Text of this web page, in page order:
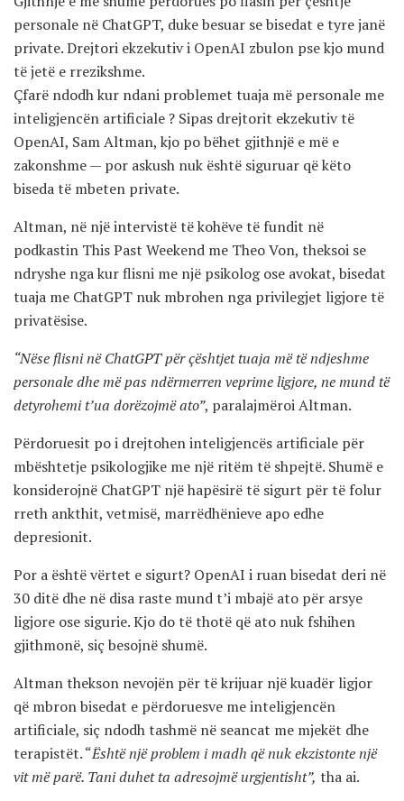
personale në ChatGPT, duke besuar se bisedat e tyre janë
private. Drejtori ekzekutiv i OpenAI zbulon pse kjo mund
të jetë e rrezikshme.
Çfarë ndodh kur ndani problemet tuaja më personale me
inteligjencën artificiale ? Sipas drejtorit ekzekutiv të
OpenAI, Sam Altman, kjo po bëhet gjithnjë e më e
zakonshme — por askush nuk është siguruar që këto
biseda të mbeten private.
Altman, në një intervistë të kohëve të fundit në
podkastin This Past Weekend me Theo Von, theksoi se
ndryshe nga kur flisni me një psikolog ose avokat, bisedat
tuaja me ChatGPT nuk mbrohen nga privilegjet ligjore të
privatësise.
“Nëse flisni në ChatGPT për çështjet tuaja më të ndjeshme
personale dhe më pas ndërmerren veprime ligjore, ne mund të
detyrohemi t’ua dorëzojmë ato”, paralajmëroi Altman.
Përdoruesit po i drejtohen inteligjencës artificiale për
mbështetje psikologjike me një ritëm të shpejtë. Shumë e
konsiderojnë ChatGPT një hapësirë të sigurt për të folur
rreth ankthit, vetmisë, marrëdhënieve apo edhe
depresionit.
Por a është vërtet e sigurt? OpenAI i ruan bisedat deri në
30 ditë dhe në disa raste mund t’i mbajë ato për arsye
ligjore ose sigurie. Kjo do të thotë që ato nuk fshihen
gjithmonë, siç besojnë shumë.
Altman thekson nevojën për të krijuar një kuadër ligjor
që mbron bisedat e përdoruesve me inteligjencën
artificiale, siç ndodh tashmë në seancat me mjekët dhe
terapistët. “Është një problem i madh që nuk ekzistonte një
vit më parë. Tani duhet ta adresojmë urgjentisht”, tha ai.